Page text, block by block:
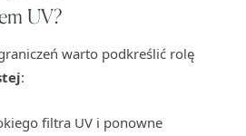
UV?
warto podkreślić rolę
:
filtra UV i ponowne